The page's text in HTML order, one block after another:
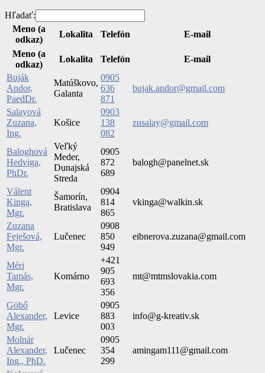
Hľadať:
Meno (a
odkaz)
Lokalita Telefón
E-mail
Meno (a
odkaz)
Lokalita Telefón
E-mail
Buják
Andor,
PaedDr.
Matúškovo,
Galanta
0905
636
871
bujak.andor@gmail.com
Salayová
Zuzana,
Ing.
Košice
0903
138
082
zusalay@gmail.com
Baloghová
Hedviga,
PhDr.
Veľký
Meder,
Dunajská
Streda
0905
872
689
balogh@panelnet.sk
Válent
Kinga,
Mgr.
Šamorín,
Bratislava
0904
814
865
vkinga@walkin.sk
Zuzana
Feješová,
Mgr.
Lučenec
0908
850
949
eibnerova.zuzana@gmail.com
Méri
Tamás,
Mgr.
Komárno
+421
905
693
356
mt@mtmslovakia.com
Göbő
Alexander,
Mgr.
Levice
0905
883
003
info@g-kreativ.sk
Molnár
Alexander,
Ing., PhD.
Lučenec
0905
354
299
amingam111@gmail.com